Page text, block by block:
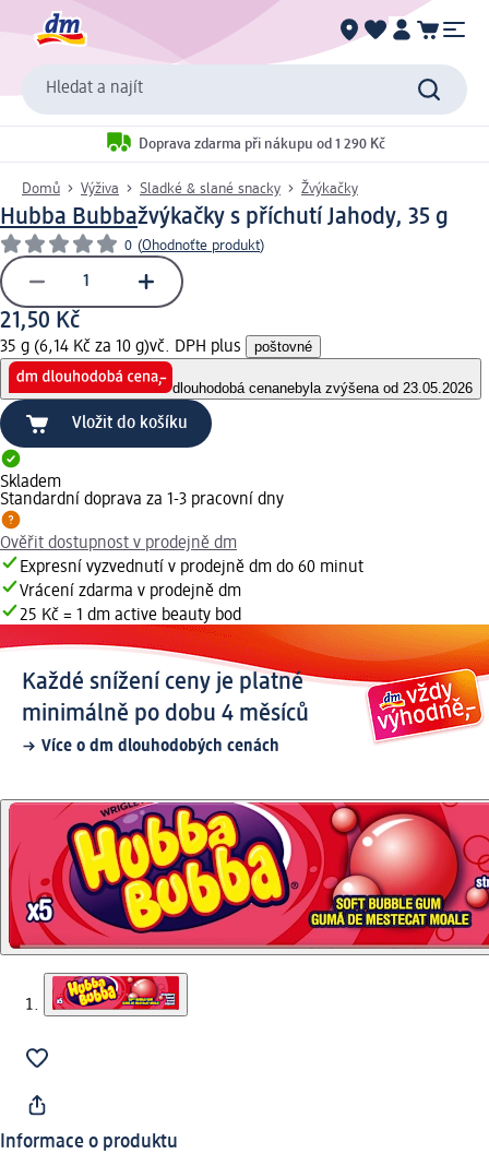
Hledat a najít
Doprava zdarma při nákupu od 1 290 Kč
Domů Výživa Sladké & slané snacky Žvýkačky
Hubba Bubbažvýkačky s příchutí Jahody, 35 g
0 (Ohodnoťte produkt)
21,50 Kč
35 g (6,14 Kč za 10 g)vč. DPH plus poštovné
dlouhodobá cenanebyla zvýšena od 23.05.2026
Vložit do košíku
Skladem
Standardní doprava za 1-3 pracovní dny
Ověřit dostupnost v prodejně dm
Expresní vyzvednutí v prodejně dm do 60 minut
Vrácení zdarma v prodejně dm
25 Kč = 1 dm active beauty bod
Každé snížení ceny je platné
minimálně po dobu 4 měsíců
Více o dm dlouhodobých cenách
Informace o produktu